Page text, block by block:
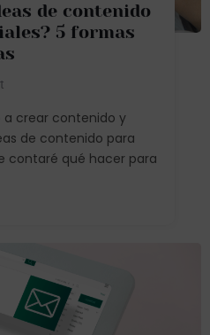
de contenido
5 formas
a crear contenido y
de contenido para
contaré qué hacer para